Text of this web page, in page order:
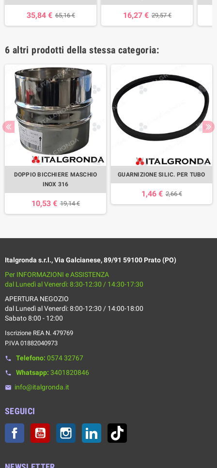
35,84 € 65,16 € 16,27 € 29,57 €
6 altri prodotti della stessa categoria:
DOPPIO BICCHIERE MASCHIO
INOX 316
10,53 € 19,14 €
GUARNIZIONE SILIC. PER TUBO
1,46 € 2,66 €
Italgronda s.r.l., Via Galcianese, 89/91 59100 Prato (PO)
Per INFORMAZIONI e ASSISTENZA
dal Lunedì al Venerdì: 8:30-12:30 / 14:30-17:30
APERTURA NEGOZIO
dal Lunedì al Venerdì: 8:00-12:30 / 14:00-18:00
Sabato 8:00 - 12:00
Iscrizione REA N. 479769
P.IVA 01882040973
phone Telefono: 0574 32767
phone Whatsapp: 3401820846
email info@italgronda.it
SEGUICI
Facebook YouTube Instagram LinkedIn